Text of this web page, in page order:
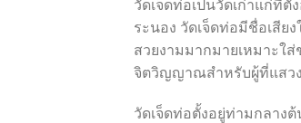
วัดเจ็ดท่อเป็นวัดเก่าแก่ที่
ระนอง วัดเจ็ดท่อมีชื่อเสีย
สวยงามมากมายเหมาะใ
จิตวิญญาณสำหรับผู้ที่แสว
วัดเจ็ดท่อตั้งอยู่ท่ามกลาง